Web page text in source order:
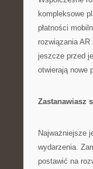
kompleksowe
płatności
rozwiązania
jeszcze przed
otwierają nowe
Zastanawiasz
Najważniejsze
wydarzenia.
postawić na